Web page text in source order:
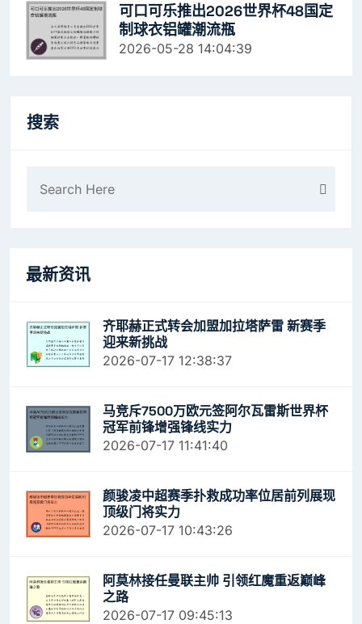
可口可乐推出2026世界杯48国定
制球衣铝罐潮流瓶
2026-05-28 14:04:39
搜索
最新资讯
齐耶赫正式转会加盟加拉塔萨雷 新赛季
迎来新挑战
2026-07-17 12:38:37
马竞斥7500万欧元签阿尔瓦雷斯世界杯
冠军前锋增强锋线实力
2026-07-17 11:41:40
颜骏凌中超赛季扑救成功率位居前列展现
顶级门将实力
2026-07-17 10:43:26
阿莫林接任曼联主帅 引领红魔重返巅峰
之路
2026-07-17 09:45:13